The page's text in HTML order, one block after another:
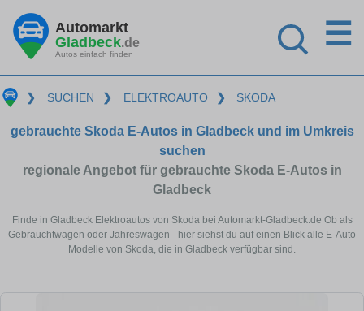
Automarkt
Gladbeck.de
Autos einfach finden
☰
❯ SUCHEN ❯ ELEKTROAUTO ❯ SKODA
gebrauchte Skoda E-Autos in Gladbeck und im Umkreis
suchen
regionale Angebot für gebrauchte Skoda E-Autos in
Gladbeck
Finde in Gladbeck Elektroautos von Skoda bei Automarkt-Gladbeck.de Ob als
Gebrauchtwagen oder Jahreswagen - hier siehst du auf einen Blick alle E-Auto
Modelle von Skoda, die in Gladbeck verfügbar sind.